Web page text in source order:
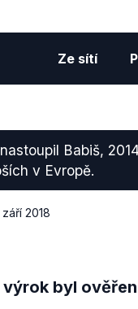
Ze sítí
Babiš,
v Evropě.
září 2018
výrok byl